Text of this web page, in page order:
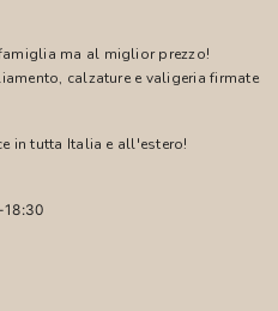
ma al miglior prezzo!
calzature e valigeria firmate
in tutta Italia e all'estero!